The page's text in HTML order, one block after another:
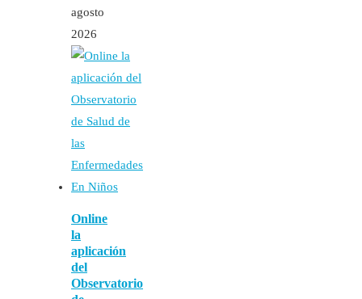
agosto
2026
Online
la
aplicación
del
Observatorio